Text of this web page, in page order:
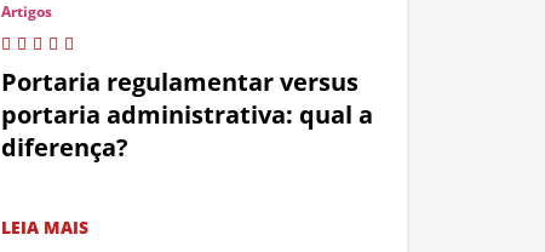
Artigos
Portaria regulamentar versus
portaria administrativa: qual a
diferença?
LEIA MAIS